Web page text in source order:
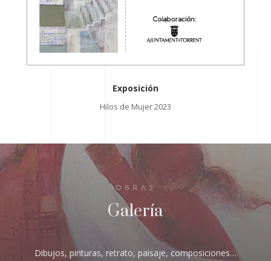
Exposición
Hilos de Mujer 2023
OBRAS
Galería
Dibujos, pinturas, retrato, paisaje, composiciones…